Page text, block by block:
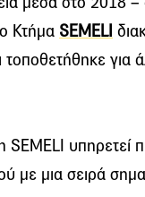
Κτήμα SEMELI
τοποθετήθηκε για
υπηρετεί
με μια σειρά